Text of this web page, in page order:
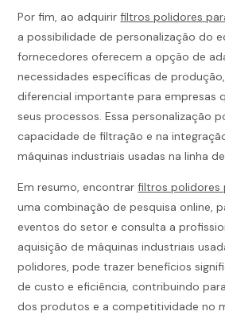
Por fim, ao adquirirfiltros polidores
a possibilidade de personalização do
fornecedores oferecem a opção de
necessidades específicas de
diferencial importante para empresas
seus processos. Essa personalização
capacidade de filtração e na
máquinas industriais usadas na linha
Em resumo, encontrarfiltros polidores
uma combinação de pesquisa online,
eventos do setor e consulta a
aquisição de máquinas industriais
polidores, pode trazer benefícios
de custo e eficiência, contribuindo
dos produtos e a competitividade no